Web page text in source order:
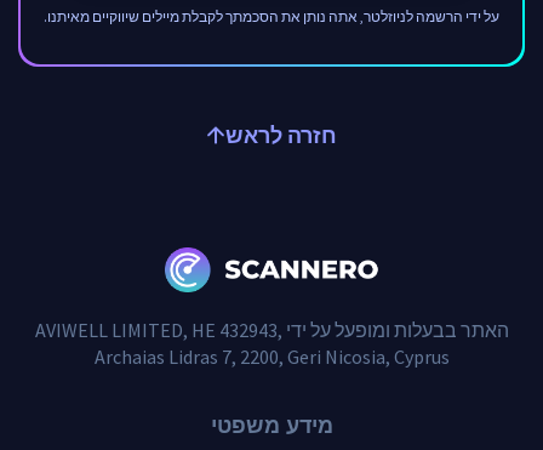
על ידי הרשמה לניוזלטר, אתה נותן את הסכמתך לקבלת מיילים שיווקיים מאיתנו.
חזרה לראש
האתר בבעלות ומופעל על ידי AVIWELL LIMITED, HE 432943,
Archaias Lidras 7, 2200, Geri Nicosia, Cyprus
מידע משפטי